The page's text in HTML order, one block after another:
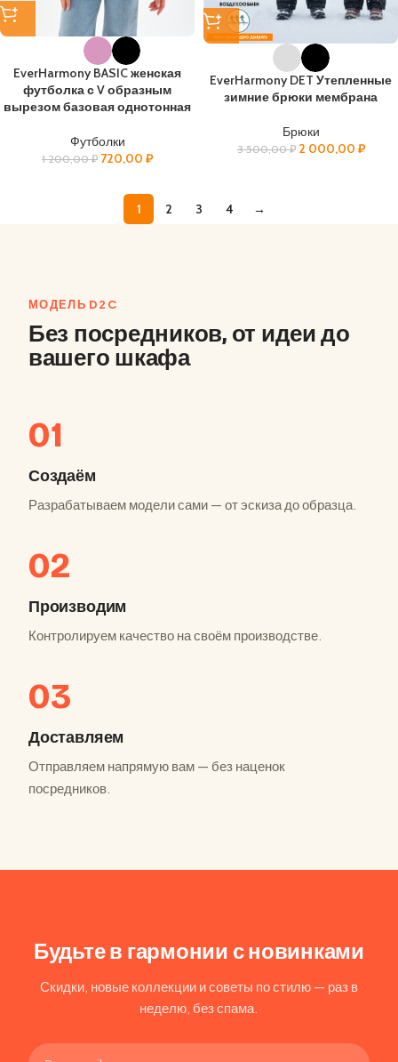
EverHarmony BASIC женская
футболка с V образным
вырезом базовая однотонная
Футболки
1 200,00₽ 720,00 ₽
EverHarmony DET Утепленные
зимние брюки мембрана
Брюки
3 500,00₽ 2 000,00 ₽
1 2 3 4 →
МОДЕЛЬ D2C
Без посредников, от идеи до
вашего шкафа
01
Создаём
Разрабатываем модели сами — от эскиза до образца.
02
Производим
Контролируем качество на своём производстве.
03
Доставляем
Отправляем напрямую вам — без наценок
посредников.
Будьте в гармонии с новинками
Скидки, новые коллекции и советы по стилю — раз в
неделю, без спама.